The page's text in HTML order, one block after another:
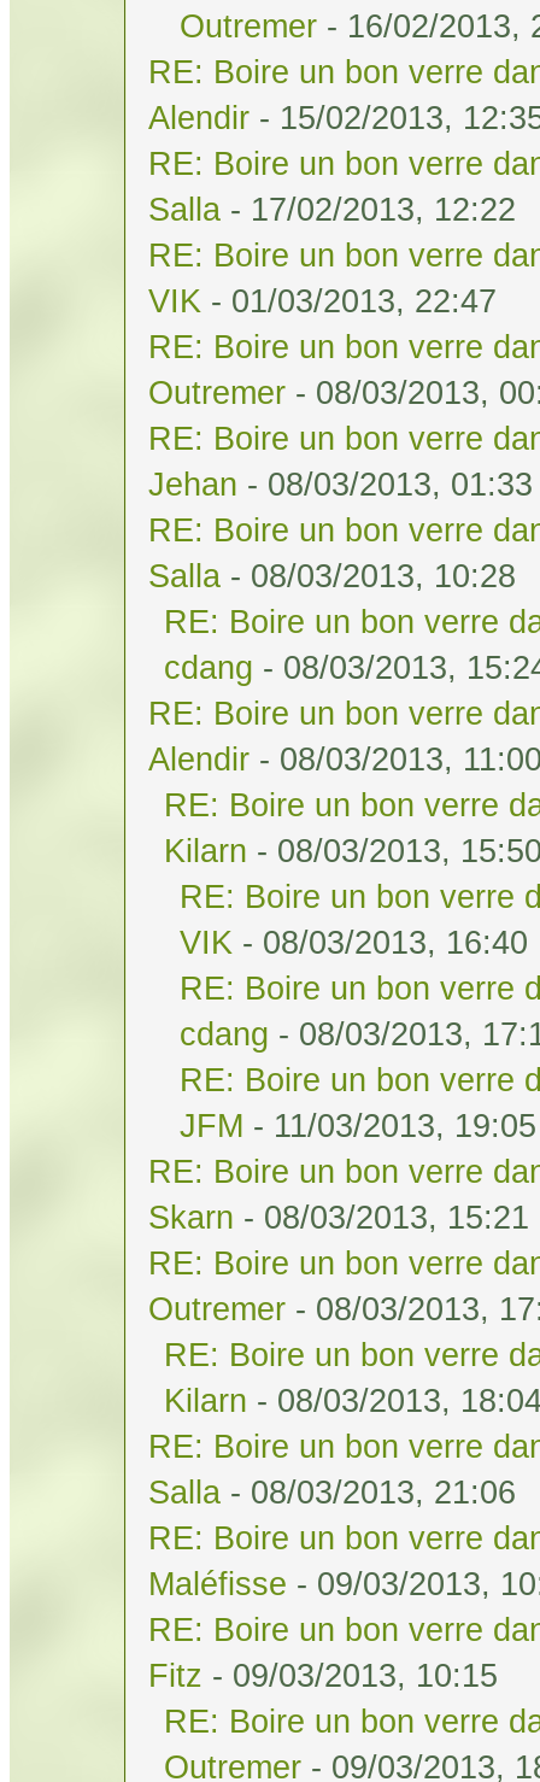
Outremer - 16/02/2013,
RE: Boire un bon verre
Alendir - 15/02/2013,
RE: Boire un bon verre
Salla - 17/02/2013, 12:22
RE: Boire un bon verre
VIK - 01/03/2013, 22:47
RE: Boire un bon verre
Outremer - 08/03/2013,
RE: Boire un bon verre
Jehan - 08/03/2013, 01:33
RE: Boire un bon verre
Salla - 08/03/2013, 10:28
RE: Boire un bon verre
cdang - 08/03/2013,
RE: Boire un bon verre
Alendir - 08/03/2013,
RE: Boire un bon verre
Kilarn - 08/03/2013,
RE: Boire un bon verre
VIK - 08/03/2013, 16:40
RE: Boire un bon verre
cdang - 08/03/2013,
RE: Boire un bon verre
JFM - 11/03/2013, 19:05
RE: Boire un bon verre
Skarn - 08/03/2013, 15:21
RE: Boire un bon verre
Outremer - 08/03/2013,
RE: Boire un bon verre
Kilarn - 08/03/2013,
RE: Boire un bon verre
Salla - 08/03/2013, 21:06
RE: Boire un bon verre
Maléfisse - 09/03/2013,
RE: Boire un bon verre
Fitz - 09/03/2013, 10:15
RE: Boire un bon verre
Outremer - 09/03/2013,